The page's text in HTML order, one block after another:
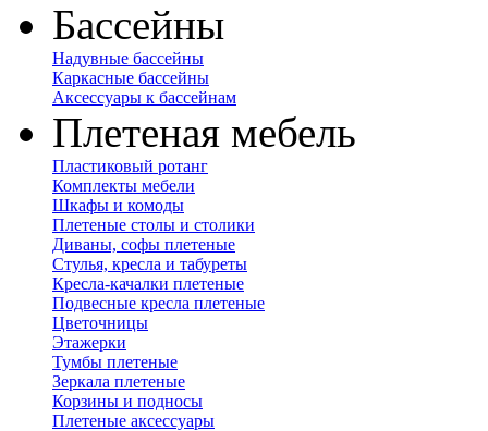
Бассейны
Надувные бассейны
Каркасные бассейны
Аксессуары к бассейнам
Плетеная мебель
Пластиковый ротанг
Комплекты мебели
Шкафы и комоды
Плетеные столы и столики
Диваны, софы плетеные
Стулья, кресла и табуреты
Кресла-качалки плетеные
Подвесные кресла плетеные
Цветочницы
Этажерки
Тумбы плетеные
Зеркала плетеные
Корзины и подносы
Плетеные аксессуары